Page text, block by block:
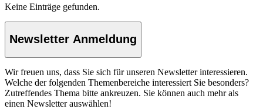
Keine Einträge gefunden.
Newsletter Anmeldung
Wir freuen uns, dass Sie sich für unseren Newsletter interessieren.
Welche der folgenden Themenbereiche interessiert Sie besonders?
Zutreffendes Thema bitte ankreuzen. Sie können auch mehr als
einen Newsletter auswählen!